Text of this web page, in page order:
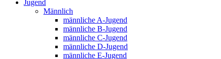
Jugend
Männlich
männliche A-Jugend
männliche B-Jugend
männliche C-Jugend
männliche D-Jugend
männliche E-Jugend